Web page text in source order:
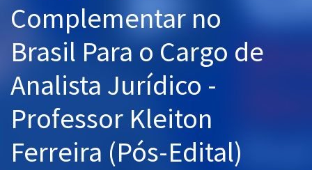
Aprovados
Complementar no
Brasil Para o Cargo de
Analista Jurídico -
Professor Kleiton
Ferreira (Pós-Edital)